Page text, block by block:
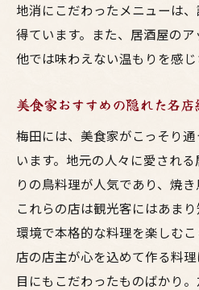
地消にこだわったメニューは
得ています。また、居酒屋のア
他では味わえない温もりを感じ
美食家おすすめの隠れた名店
梅田には、美食家がこっそり
います。地元の人々に愛され
りの鳥料理が人気であり、焼き
これらの店は観光客にはあま
環境で本格的な料理を楽しむ
店の店主が心を込めて作る料
目にもこだわったものばかり